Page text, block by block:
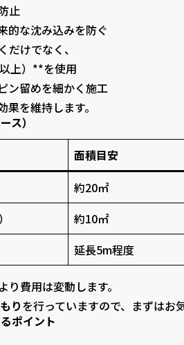
止
的な沈み込みを防ぐ
けでなく、
上）**を使用
ン留めを細かく施工
を維持します。
ス）
面積目安
約20㎡
約10㎡
延長5m程度
費用は変動します。
りを行っていますので、まずはお
ポイント